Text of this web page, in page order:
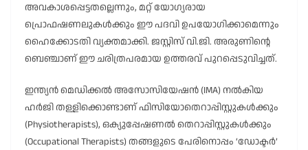
അവകാശപ്പെട്ടതല്ലെന്നും, മറ്റ് യോഗ്യരായ
പ്രൊഫഷണലുകൾക്കും ഈ പദവി ഉപയോഗിക്കാമെന്നും
ഹൈക്കോടതി വ്യക്തമാക്കി. ജസ്റ്റിസ് വി.ജി. അരുണിന്റെ
ബെഞ്ചാണ് ഈ ചരിത്രപരമായ ഉത്തരവ് പുറപ്പെടുവിച്ചത്.
ഇന്ത്യൻ മെഡിക്കൽ അസോസിയേഷൻ (IMA) നൽകിയ
ഹർജി തള്ളിക്കൊണ്ടാണ് ഫിസിയോതെറാപ്പിസ്റ്റുകൾക്കും
(Physiotherapists), ഒക്യുപ്പേഷണൽ തെറാപ്പിസ്റ്റുകൾക്കും
(Occupational Therapists) തങ്ങളുടെ പേരിനൊപ്പം ‘ഡോക്ടർ’